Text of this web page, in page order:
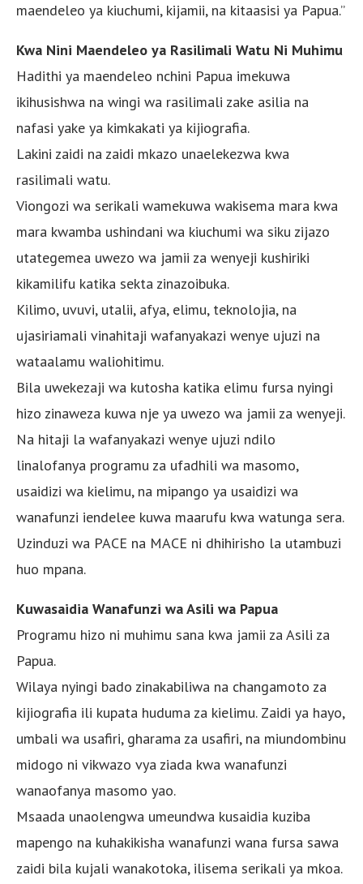
maendeleo ya kiuchumi, kijamii, na kitaasisi ya Papua.”
Kwa Nini Maendeleo ya Rasilimali Watu Ni Muhimu
Hadithi ya maendeleo nchini Papua imekuwa
ikihusishwa na wingi wa rasilimali zake asilia na
nafasi yake ya kimkakati ya kijiografia.
Lakini zaidi na zaidi mkazo unaelekezwa kwa
rasilimali watu.
Viongozi wa serikali wamekuwa wakisema mara kwa
mara kwamba ushindani wa kiuchumi wa siku zijazo
utategemea uwezo wa jamii za wenyeji kushiriki
kikamilifu katika sekta zinazoibuka.
Kilimo, uvuvi, utalii, afya, elimu, teknolojia, na
ujasiriamali vinahitaji wafanyakazi wenye ujuzi na
wataalamu waliohitimu.
Bila uwekezaji wa kutosha katika elimu fursa nyingi
hizo zinaweza kuwa nje ya uwezo wa jamii za wenyeji.
Na hitaji la wafanyakazi wenye ujuzi ndilo
linalofanya programu za ufadhili wa masomo,
usaidizi wa kielimu, na mipango ya usaidizi wa
wanafunzi iendelee kuwa maarufu kwa watunga sera.
Uzinduzi wa PACE na MACE ni dhihirisho la utambuzi
huo mpana.
Kuwasaidia Wanafunzi wa Asili wa Papua
Programu hizo ni muhimu sana kwa jamii za Asili za
Papua.
Wilaya nyingi bado zinakabiliwa na changamoto za
kijiografia ili kupata huduma za kielimu. Zaidi ya hayo,
umbali wa usafiri, gharama za usafiri, na miundombinu
midogo ni vikwazo vya ziada kwa wanafunzi
wanaofanya masomo yao.
Msaada unaolengwa umeundwa kusaidia kuziba
mapengo na kuhakikisha wanafunzi wana fursa sawa
zaidi bila kujali wanakotoka, ilisema serikali ya mkoa.